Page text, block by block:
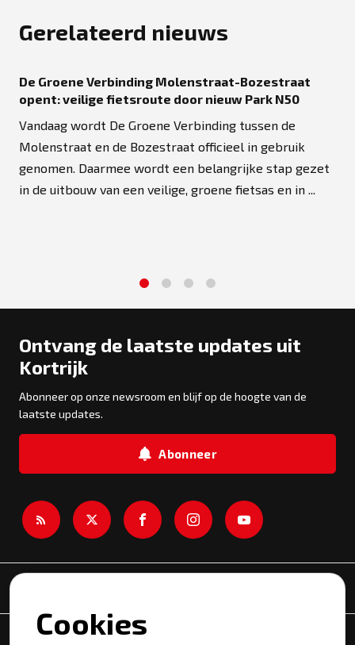
Gerelateerd nieuws
De Groene Verbinding Molenstraat-Bozestraat
opent: veilige fietsroute door nieuw Park N50
Vandaag wordt De Groene Verbinding tussen de
Molenstraat en de Bozestraat officieel in gebruik
genomen. Daarmee wordt een belangrijke stap gezet
in de uitbouw van een veilige, groene fietsas en in ...
Ontvang de laatste updates uit
Kortrijk
Abonneer op onze newsroom en blijf op de hoogte van de
laatste updates.
Abonneer
Onderwerpen
Cookies